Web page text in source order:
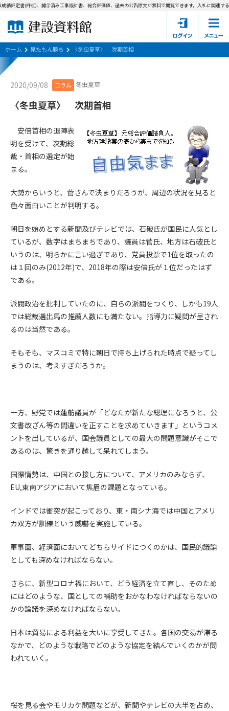
建設資料館とは
会員登録について
サポーター会員一覧
会社概要
会員規約
定書(評点)、開示済み工事設計書、総合評価値、過去の公告原文が無料で閲覧できます。入札に関連する
ホーム 見たもん勝ち 〈冬虫夏草〉 次期首相
2020/09/08 コラム 冬虫夏草
〈冬虫夏草〉 次期首相
安倍首相の退陣表
明を受けて、次期総
裁・首相の選定が始
まる。
大勢からいうと、菅さんで決まりだろうが、周辺の状況を見ると
色々面白いことが判明する。
朝日を始めとする新聞及びテレビでは、石破氏が国民に人気とし
ているが、数字はまちまちであり、議員は菅氏、地方は石破氏と
いうのは、明らかに言い過ぎであり、党員投票で1位を取ったの
は１回のみ(2012年)で、2018年の際は安倍氏が１位だったはず
である。
派閥政治を批判していたのに、自らの派閥をつくり、しかも19人
では総裁選出馬の推薦人数にも満たない。指導力に疑問が呈され
るのは当然である。
そもそも、マスコミで特に朝日で持ち上げられた時点で疑ってし
まうのは、考えすぎだろうか。
一方、野党では蓮舫議員が「どなたが新たな総理になろうと、公
文書改ざん等の間違いを正すことを求めていきます」というコメ
ントを出しているが、国会議員としての最大の問題意識がそこで
あるのは、驚きを通り越して呆れてしまう。
国際情勢は、中国との接し方について、アメリカのみならず、
EU,東南アジアにおいて焦眉の課題となっている。
インドでは衝突が起こっており、東・南シナ海では中国とアメリ
カ双方が訓練という威嚇を実施している。
軍事面、経済面においてどちらサイドにつくのかは、国民的議論
としても深めなければならない。
さらに、新型コロナ禍において、どう経済を立て直し、そのため
にはどのような、国としての補助をおかなわなければならないの
かの論議を深めなければならない。
日本は貿易による利益を大いに享受してきた。各国の交易が滞る
なかで、どのような戦略でどのような協定を結んでいくのかが問
われていく。
桜を見る会やモリカケ問題などが、新聞やテレビの大半を占め、
パスワードの再発行
1. 本規約は、建設資料館が提供するサポーター会あ本員、無料
会員サービスの利用条件等について定めるものです。
2. 管理者が建設資料館WEB上で随時掲載するルールは本規約の
一部を構成するものとします。
第2条（規約の変更）
本規約は、会員の了承を得ることなく、随時変更されることが
ちに全ての会員が了承したものとみなします。
第4条（会員審査および資格の取り消し）
会員とは、本規約を承諾の上、所定の会員申込手続きを完了
後、管理者がこれを承認した者をいいます。
1. 管理者は前条により審査の結果、会員申込みをした者が以下
の何れかの項目に該当することがわかった場合、その者の会
員としての権限を承認しないことがあります。
(2) 本規約に違反した場合/li>
(3) 会員申し込みの際、申告事項に虚偽があった場合
2. 管理者は承認後であっても承認した会員が前項の何れかに該
当することが判明した場合、会員資格を取り消すことがあり
ます。
1. 会員は申込の際に管理者が発行したIDおよびパスワードの使
用および管理について責任を負うものとします。
2. 会員は、自己のIDおよびパスワードを、貸与、譲渡、売買、
その他形態を問わず、第三者に利用させることはできませ
ん。
3. 会員は、IDおよびパスワードの管理不十分、使用上の過誤、
第三者（他の会員を含む）の使用等による損害について責任
を負うものとし、管理者は一切責任を負いません。
1. 会員は建設資料館WEB上で以下の行為をしないものとしま
す。
(1) 第三者または管理者の著作権、その他知的所有権を侵害す
(2) 第三者または管理者の財産、プライバシー等を侵害する行
為
(3) 第三者または管理者を誹謗中傷する行為
(7) 公序良俗に反する行為